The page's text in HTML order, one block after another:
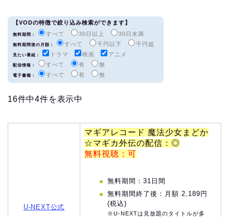
【VODの特徴で絞り込み検索ができます】
無料期間： すべて 30日以上 30日未満
無料期間後の月額： すべて 千円以下 千円超
見たい番組： ドラマ 映画 アニメ
配信情報： すべて 有 無
電子書籍： すべて 有 無
16件中4件を表示中
U-NEXT公式
マギアレコード 魔法少女まどか
☆マギカ外伝の配信：◎
無料視聴：可
無料期間：31日間
無料期間終了後：月額 2,189円
(税込)
※U-NEXTは見放題のタイトルが多